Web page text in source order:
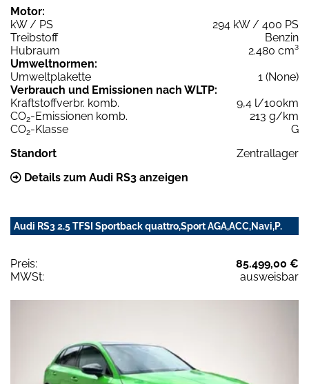
Motor:
kW / PS
294 kW / 400 PS
Treibstoff
Benzin
Hubraum
2.480 cm³
Umweltnormen:
Umweltplakette
1 (None)
Verbrauch und Emissionen nach WLTP:
Kraftstoffverbr. komb.
9,4 l/100km
CO2-Emissionen komb.
213 g/km
CO2-Klasse
G
Standort
Zentrallager
Details zum Audi RS3 anzeigen
Audi RS3 2.5 TFSI Sportback quattro,Sport AGA,ACC,Navi,P.
Preis:
85.499,00 €
MWSt:
ausweisbar